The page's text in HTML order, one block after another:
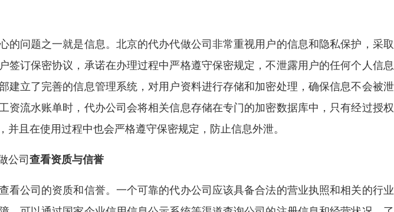
的问题之一就是信息。北京的代办代做公司非常重视用户的信息和隐私保护，采
签订保密协议，承诺在办理过程中严格遵守保密规定，不泄露用户的任何个人信
建立了完善的信息管理系统，对用户资料进行存储和加密处理，确保信息不会被
资流水账单时，代办公司会将相关信息存储在专门的加密数据库中，只有经过授
且在使用过程中也会严格遵守保密规定，防止信息外泄。
公司查看资质与信誉
看公司的资质和信誉。一个可靠的代办公司应该具备合法的营业执照和相关的行